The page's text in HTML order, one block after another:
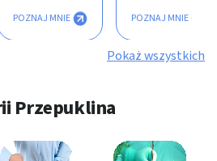
POZNAJ MNIE POZNAJ MNIE
Pokaż wszystkich
Przepuklina